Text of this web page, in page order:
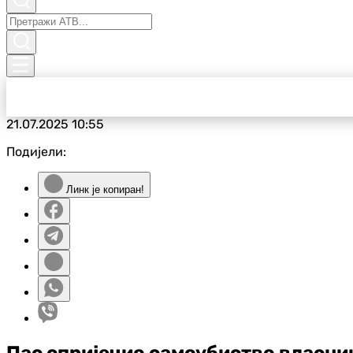
21.07.202510:55
Подијели:
Линк је копиран!